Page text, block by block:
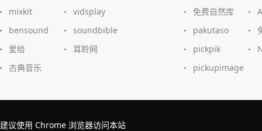
mixkit
vidsplay
bensound
soundbible
爱给
耳聆网
古典音乐
免费自然库
pakutaso
pickpik
pickupimage
建议使用 Chrome 浏览器访问本站